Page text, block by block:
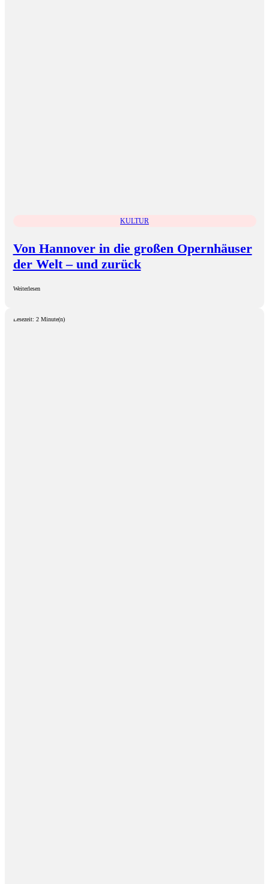
KULTUR
Von Hannover in die großen Opernhäuser
der Welt – und zurück
Weiterlesen
Lesezeit: 2 Minute(n)